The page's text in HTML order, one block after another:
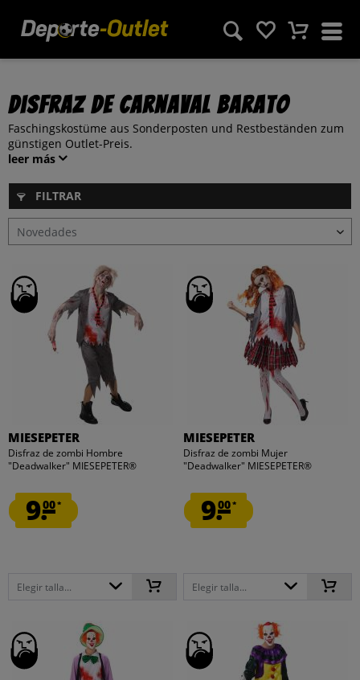
Disfraz de carnaval barato
Faschingskostüme aus Sonderposten und Restbeständen zum
günstigen Outlet-Preis.
leer más
FILTRAR
MIESEPETER
Disfraz de zombi Hombre
"Deadwalker" MIESEPETER®
9.00*
Elegir talla...
MIESEPETER
Disfraz de zombi Mujer
"Deadwalker" MIESEPETER®
9.00*
Elegir talla...